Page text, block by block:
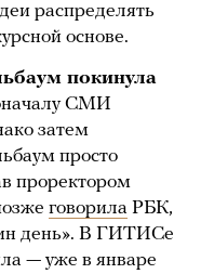
распределять
основе.
покинула
СМИ
затем
просто
проректором
говорила РБК,
день». В ГИТИСе
— уже в январе